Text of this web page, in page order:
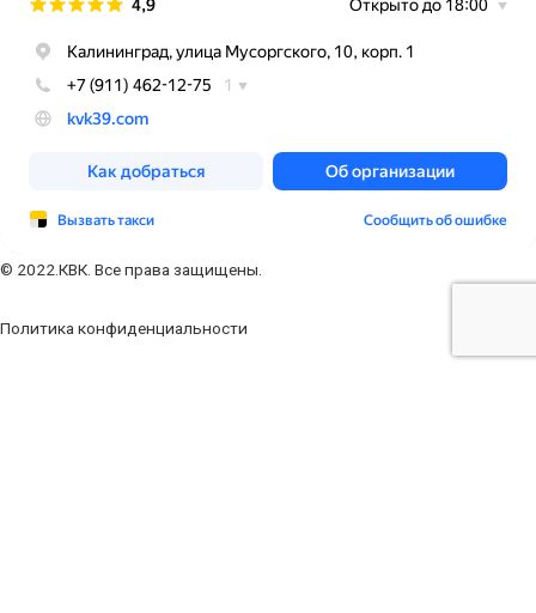
© 2022.КВК. Все права защищены.
Политика конфиденциальности